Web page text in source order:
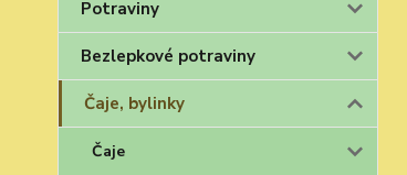
Potraviny
Bezlepkové potraviny
Čaje, bylinky
Čaje